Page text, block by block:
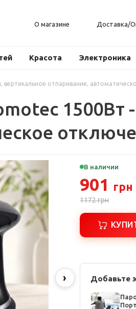
О магазине Доставка/
Красота Электроника
отпаривание,
1500Вт
›
В наличии
901 грн
1172грн
Добавьте